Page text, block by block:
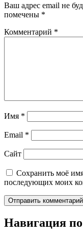
Ваш адрес email не
помечены *
Комментарий *
Имя *
Email *
Сайт
Сохранить моё
последующих моих
Навигация